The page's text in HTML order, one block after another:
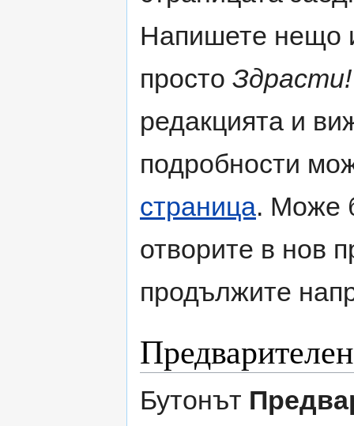
Напишете нещо
просто Здрасти!
редакцията и
подробности
страница. Може
отворите в нов
продължите
Бутонът